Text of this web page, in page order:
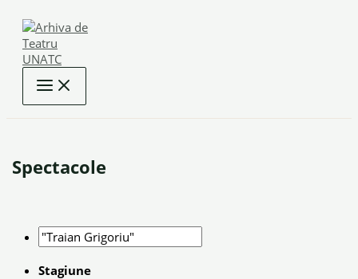
content
Spectacole
Stagiune